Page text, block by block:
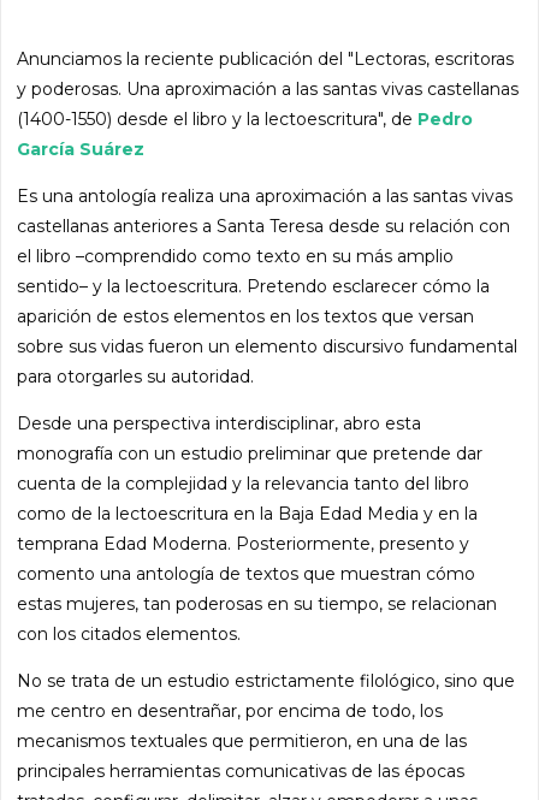
Anunciamos la reciente publicación del "Lectoras, escritoras
y poderosas. Una aproximación a las santas vivas castellanas
(1400-1550) desde el libro y la lectoescritura", de Pedro
García Suárez
Es una antología realiza una aproximación a las santas vivas
castellanas anteriores a Santa Teresa desde su relación con
el libro –comprendido como texto en su más amplio
sentido– y la lectoescritura. Pretendo esclarecer cómo la
aparición de estos elementos en los textos que versan
sobre sus vidas fueron un elemento discursivo fundamental
para otorgarles su autoridad.
Desde una perspectiva interdisciplinar, abro esta
monografía con un estudio preliminar que pretende dar
cuenta de la complejidad y la relevancia tanto del libro
como de la lectoescritura en la Baja Edad Media y en la
temprana Edad Moderna. Posteriormente, presento y
comento una antología de textos que muestran cómo
estas mujeres, tan poderosas en su tiempo, se relacionan
con los citados elementos.
No se trata de un estudio estrictamente filológico, sino que
me centro en desentrañar, por encima de todo, los
mecanismos textuales que permitieron, en una de las
principales herramientas comunicativas de las épocas